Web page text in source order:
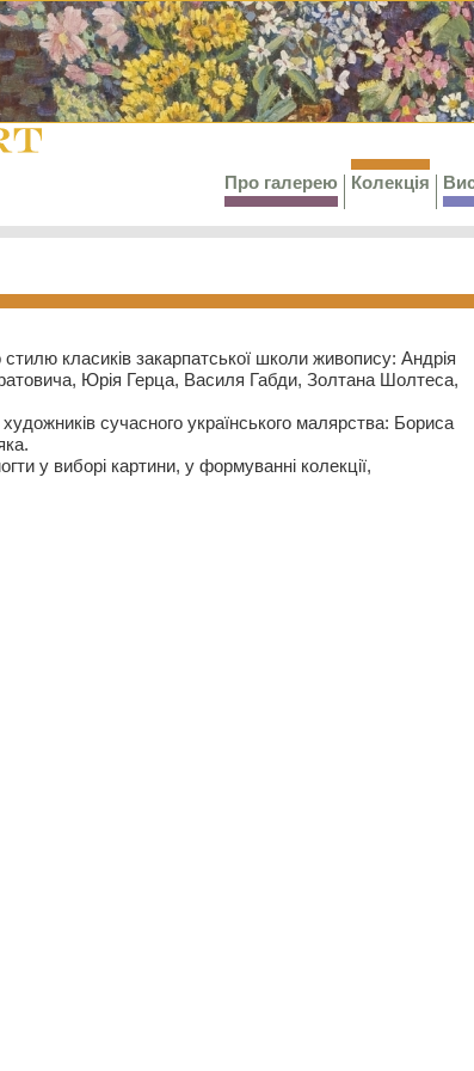
Про галерею Колекція
класиків закарпатської школи живопису: Андрія
Юрія Герца, Василя Габди, Золтана Шолтеса,
сучасного українського малярства: Бориса
у виборі картини, у формуванні колекції,